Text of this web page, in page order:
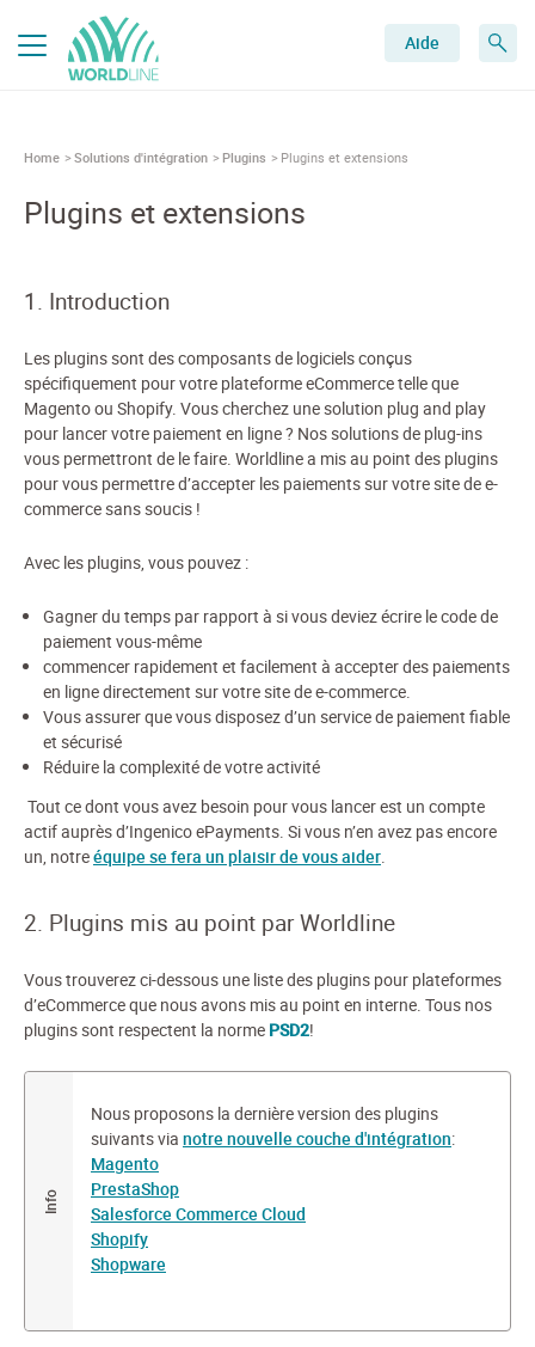
Aide
Home Solutions d'intégration Plugins Plugins et extensions
Plugins et extensions
1. Introduction
Les plugins sont des composants de logiciels conçus
spécifiquement pour votre plateforme eCommerce telle que
Magento ou Shopify. Vous cherchez une solution plug and play
pour lancer votre paiement en ligne ? Nos solutions de plug-ins
vous permettront de le faire. Worldline a mis au point des plugins
pour vous permettre d’accepter les paiements sur votre site de e-
commerce sans soucis !
Avec les plugins, vous pouvez :
Gagner du temps par rapport à si vous deviez écrire le code de
paiement vous-même
commencer rapidement et facilement à accepter des paiements
en ligne directement sur votre site de e-commerce.
Vous assurer que vous disposez d’un service de paiement fiable
et sécurisé
Réduire la complexité de votre activité
Tout ce dont vous avez besoin pour vous lancer est un compte
actif auprès d’Ingenico ePayments. Si vous n’en avez pas encore
un, notreéquipe se fera un plaisir de vous aider.
2. Plugins mis au point par Worldline
Vous trouverez ci-dessous une liste des plugins pour plateformes
d’eCommerce que nous avons mis au point en interne. Tous nos
plugins sont respectent la norme PSD2!
Nous proposons la dernière version des plugins
suivants via notre nouvelle couche d'intégration:
Magento
PrestaShop
Salesforce Commerce Cloud
Shopify
Shopware